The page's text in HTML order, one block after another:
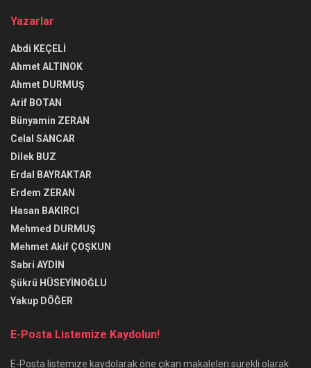
Yazarlar
Abdi KEÇELİ
Ahmet ALTINOK
Ahmet DURMUŞ
Arif BOTAN
Bünyamin ZERAN
Celal SANCAR
Dilek BUZ
Erdal BAYRAKTAR
Erdem ZERAN
Hasan BAKIRCI
Mehmed DURMUŞ
Mehmet Akif ÇOŞKUN
Sabri AYDIN
Şükrü HÜSEYİNOĞLU
Yakup DÖĞER
E-Posta Listemize Kaydolun!
E-Posta listemize kaydolarak öne çıkan makaleleri sürekli olarak